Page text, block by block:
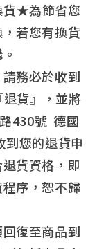
★為節省您
若您有換貨
務必於收到
貨』，並將
430號 德國
到您的退貨申
貨資格，即
序，恕不歸
復至商品到